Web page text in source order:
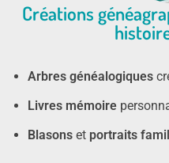
Créations
Arbres généalogiques
Livres mémoire
Blasons et portraits